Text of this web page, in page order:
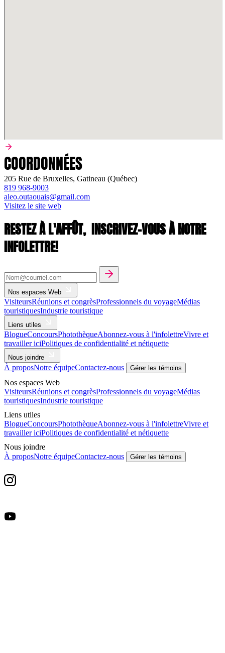
COORDONNÉES
205 Rue de Bruxelles, Gatineau (Québec)
819 968-9003
aleo.outaouais@gmail.com
Visitez le site web
RESTEZ À L'AFFÛT, INSCRIVEZ-VOUS À NOTRE
INFOLETTRE!
Nos espaces Web
VisiteursRéunions et congrèsProfessionnels du voyageMédias
touristiquesIndustrie touristique
Liens utiles
BlogueConcoursPhotothèqueAbonnez-vous à l'infolettreVivre et
travailler iciPolitiques de confidentialité et nétiquette
Nous joindre
À proposNotre équipeContactez-nous Gérer les témoins
Nos espaces Web
VisiteursRéunions et congrèsProfessionnels du voyageMédias
touristiquesIndustrie touristique
Liens utiles
BlogueConcoursPhotothèqueAbonnez-vous à l'infolettreVivre et
travailler iciPolitiques de confidentialité et nétiquette
Nous joindre
À proposNotre équipeContactez-nous Gérer les témoins